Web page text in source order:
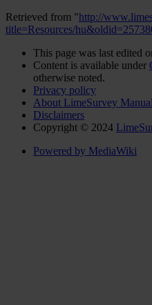
Retrieved from "http://
title=Resources/
This page was last edited
Content is available under
otherwise noted.
Privacy policy
About LimeSurvey Manual
Disclaimers
Copyright © 2024
Powered by MediaWiki